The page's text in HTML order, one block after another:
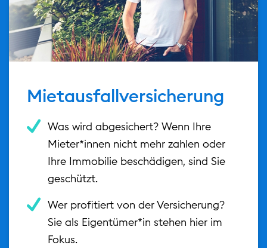
Mietausfallversicherung
Was wird abgesichert? Wenn Ihre
Mieter*innen nicht mehr zahlen oder
Ihre Immobilie beschädigen, sind Sie
geschützt.
Wer profitiert von der Versicherung?
Sie als Eigentümer*in stehen hier im
Fokus.